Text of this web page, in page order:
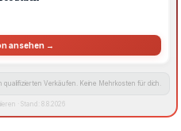
ansehen →
Verkäufen. Keine Mehrkosten für dich.
· Stand: 8.8.2026